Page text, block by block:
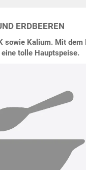
ERDBEEREN
sowie Kalium. Mit dem
eine tolle Hauptspeise.